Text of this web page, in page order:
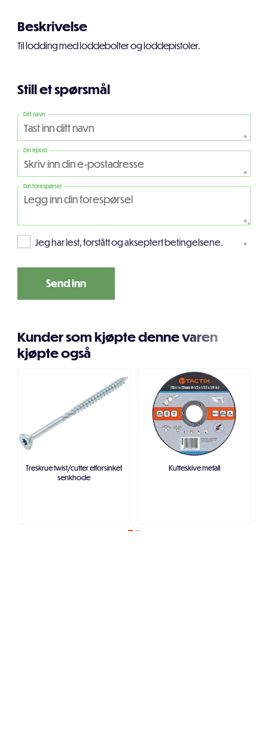
Beskrivelse
Til lodding med loddebolter og loddepistoler.
Still et spørsmål
Ditt navn
*
Din epost
*
Din forespørsel
*
Jeg har lest, forstått og akseptert betingelsene. *
Kunder som kjøpte denne varen
kjøpte også
Treskrue twist/cutter elforsinket
senkhode
Kutteskive metall